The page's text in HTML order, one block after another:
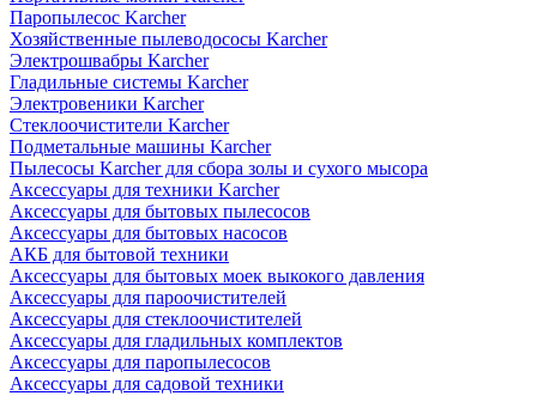
Паропылесос Karcher
Хозяйственные пылеводососы Karcher
Электрошвабры Karcher
Гладильные системы Karcher
Электровеники Karcher
Стеклоочистители Karcher
Подметальные машины Karcher
Пылесосы Karcher для сбора золы и сухого мысора
Аксессуары для техники Karcher
Аксессуары для бытовых пылесосов
Аксессуары для бытовых насосов
АКБ для бытовой техники
Аксессуары для бытовых моек выкокого давления
Аксессуары для пароочистителей
Аксессуары для стеклоочистителей
Аксессуары для гладильных комплектов
Аксессуары для паропылесосов
Аксессуары для садовой техники